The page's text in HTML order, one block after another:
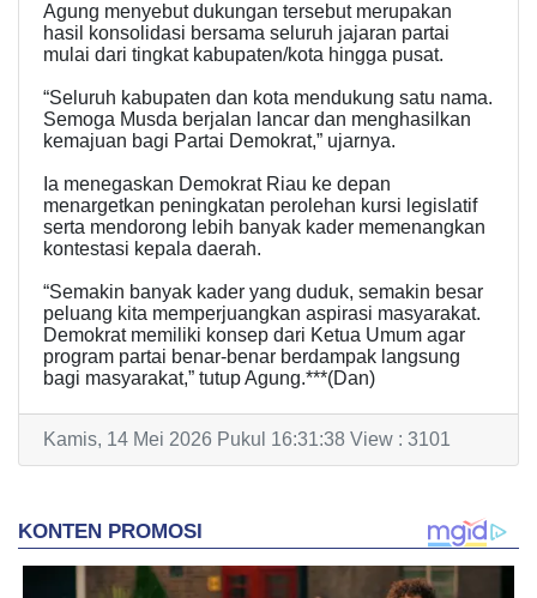
Agung menyebut dukungan tersebut merupakan
hasil konsolidasi bersama seluruh jajaran partai
mulai dari tingkat kabupaten/kota hingga pusat.
“Seluruh kabupaten dan kota mendukung satu nama.
Semoga Musda berjalan lancar dan menghasilkan
kemajuan bagi Partai Demokrat,” ujarnya.
Ia menegaskan Demokrat Riau ke depan
menargetkan peningkatan perolehan kursi legislatif
serta mendorong lebih banyak kader memenangkan
kontestasi kepala daerah.
“Semakin banyak kader yang duduk, semakin besar
peluang kita memperjuangkan aspirasi masyarakat.
Demokrat memiliki konsep dari Ketua Umum agar
program partai benar-benar berdampak langsung
bagi masyarakat,” tutup Agung.***(Dan)
Kamis, 14 Mei 2026 Pukul 16:31:38 View : 3101